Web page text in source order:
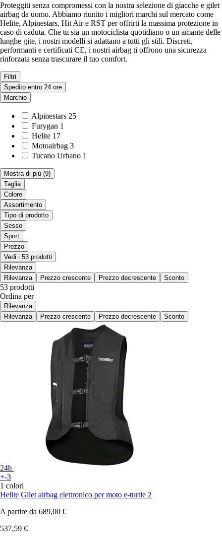
Proteggiti senza compromessi con la nostra selezione di giacche e gilet
airbag da uomo. Abbiamo riunito i migliori marchi sul mercato come
Helite, Alpinestars, Hit Air e RST per offrirti la massima protezione in
caso di caduta. Che tu sia un motociclista quotidiano o un amante delle
lunghe gite, i nostri modelli si adattano a tutti gli stili. Discreti,
performanti e certificati CE, i nostri airbag ti offrono una sicurezza
rinforzata senza trascurare il tuo comfort.
Filtri
Spedito entro 24 ore
Marchio
Alpinestars 25
Furygan 1
Helite 17
Motoairbag 3
Tucano Urbano 1
Mostra di più (9)
Taglia
Colore
Assortimento
Tipo di prodotto
Sesso
Sport
Prezzo
Vedi i 53 prodotti
Rilevanza
Rilevanza
Prezzo crescente Prezzo decrescente Sconto
53 prodotti
Ordina per
Rilevanza
Rilevanza
Prezzo crescente Prezzo decrescente Sconto
24h
+-3
1 colori
Helite Gilet airbag elettronico per moto e-turtle 2
A partire da 689,00 €
537,59 €